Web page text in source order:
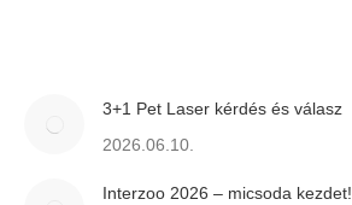
3+1 Pet Laser kérdés és válasz
2026.06.10.
Interzoo 2026 – micsoda kezdet!